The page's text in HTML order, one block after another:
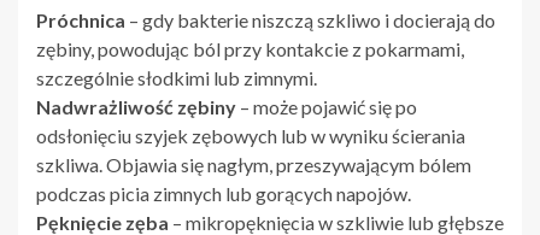
Próchnica – gdy bakterie niszczą szkliwo i docierają do
zębiny, powodując ból przy kontakcie z pokarmami,
szczególnie słodkimi lub zimnymi.
Nadwrażliwość zębiny – może pojawić się po
odsłonięciu szyjek zębowych lub w wyniku ścierania
szkliwa. Objawia się nagłym, przeszywającym bólem
podczas picia zimnych lub gorących napojów.
Pęknięcie zęba – mikropęknięcia w szkliwie lub głębsze